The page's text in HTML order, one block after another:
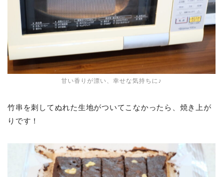
甘い香りが漂い、幸せな気持ちに♪
竹串を刺してぬれた生地がついてこなかったら、焼き上が
りです！